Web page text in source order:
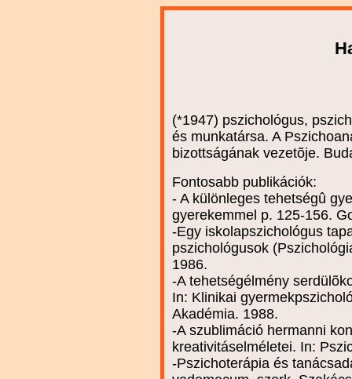
(*1947) pszichológus,
és munkatársa. A
bizottságának vezetõje.
Fontosabb publikációk:
- A különleges tehetségû
gyerekemmel p. 125-156.
-Egy iskolapszichológus
pszichológusok
1986.
-A tehetségélmény
In: Klinikai
Akadémia. 1988.
-A szublimáció hermanni
kreativitáselméletei. In:
-Pszichoterápia és